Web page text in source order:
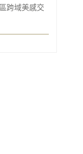
跨域美感交